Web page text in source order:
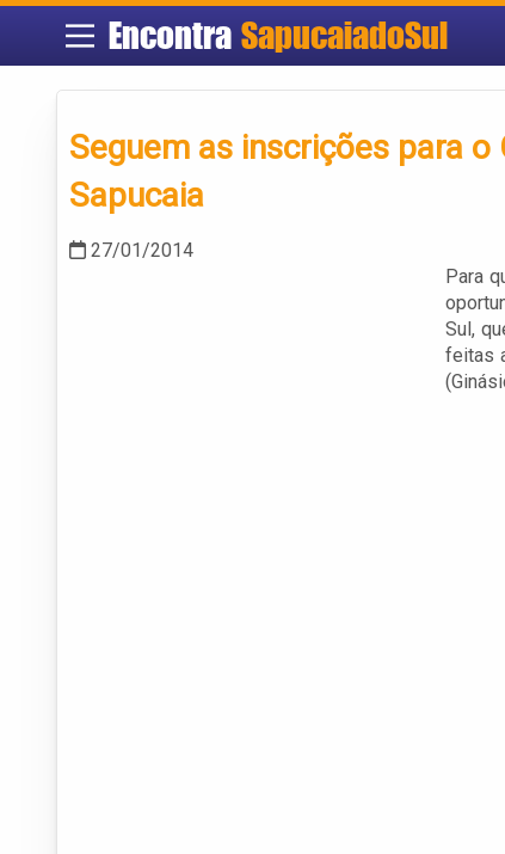
Encontra SapucaiadoSul
Seguem as inscrições para
Sapucaia
27/01/2014
Para
Sul,
feitas